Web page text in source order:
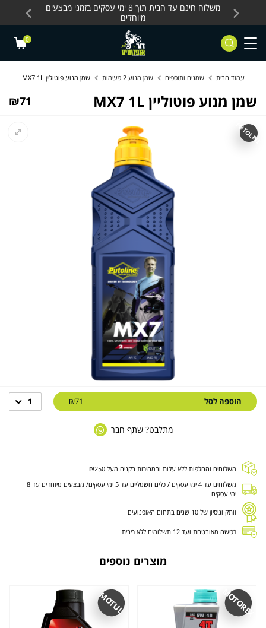
Skip to Content
Contact Us
כלים חשמליים
משלוח חינם עד הבית תוך 8 ימי עסקים בזמני מבצעים
מיוחדים
0
עמוד הבית שמנים ותוספים שמן מנוע 2 פעימות שמן מנוע פוטוליין MX7 1L
שמן מנוע פוטוליין MX7 1L ₪71
PUTOLINE
הוספה לסל ₪71
1
מתלבט? שתף חבר
משלוחים והחלפות ללא עלות ובמהירות בקניה מעל ₪250
משלוחים עד 4 ימי עסקים / כלים חשמליים עד 5 ימי עסקים/ מבצעים מיוחדים עד 8
ימי עסקים
וותק וניסיון של 10 שנים בתחום האופנועים
רכישה מאובטחת ועד 12 תשלומים ללא ריבית
מוצרים נוספים
MOTOREX
MOTUL